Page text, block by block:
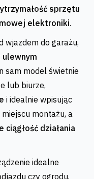
sprzętu
elektroniki.
wjazdem do garażu,
sam model świetnie
lub biurze,
i idealnie wpisując
montażu, a
ciągłość działania
idealne
czy ogrodu,